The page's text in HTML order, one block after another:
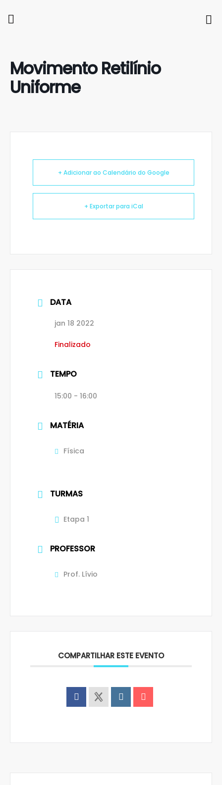
Movimento Retilínio
Uniforme
+ Adicionar ao Calendário do Google
+ Exportar para iCal
DATA
jan 18 2022
Finalizado
TEMPO
15:00 - 16:00
MATÉRIA
Física
TURMAS
Etapa 1
PROFESSOR
Prof. Lívio
COMPARTILHAR ESTE EVENTO